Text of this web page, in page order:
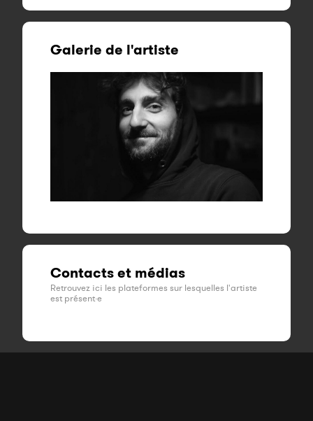
Galerie de l'artiste
Contacts et médias
Retrouvez ici les plateformes sur lesquelles l'artiste
est présent·e